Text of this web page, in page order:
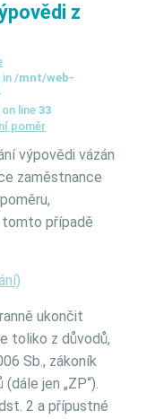
z
in/mnt/web-
on line 33
poměr
výpovědi vázán
zaměstnance
případě
ukončit
toliko z důvodů,
Sb., zákoník
jen „ZP“).
2 a přípustné